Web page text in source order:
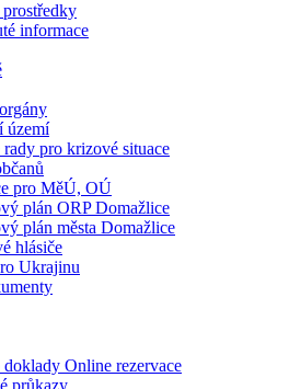
informace
území
pro krizové situace
pro MěÚ, OÚ
plán ORP Domažlice
plán města Domažlice
hlásiče
Ukrajinu
doklady Online rezervace
průkazy